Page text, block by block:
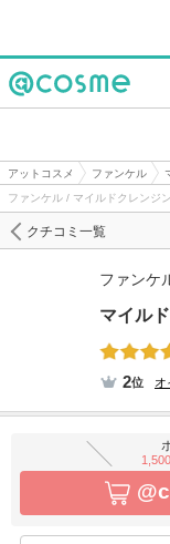
アットコスメ ファンケル
ファンケル / マイルドクレンジ
クチコミ一覧
ファンケ
マイル
2位 オ